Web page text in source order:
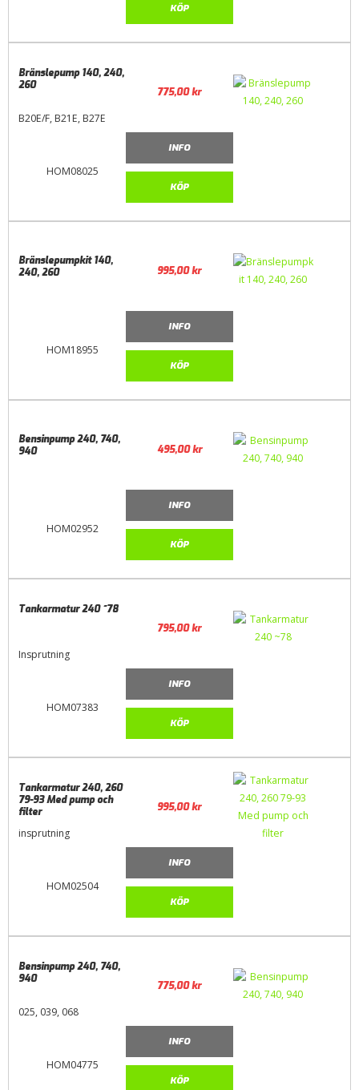
KÖP
HOM08025
Bränslepump 140, 240,
260
B20E/F, B21E, B27E
775,00kr
INFO
KÖP
HOM18955
Bränslepumpkit 140,
240, 260
995,00kr
INFO
KÖP
HOM02952
Bensinpump 240, 740,
940
495,00kr
INFO
KÖP
HOM07383
Tankarmatur 240 ~78
Insprutning
795,00kr
INFO
KÖP
HOM02504
Tankarmatur 240, 260
79-93 Med pump och
filter
insprutning
995,00kr
INFO
KÖP
HOM04775
Bensinpump 240, 740,
940
025, 039, 068
775,00kr
INFO
KÖP